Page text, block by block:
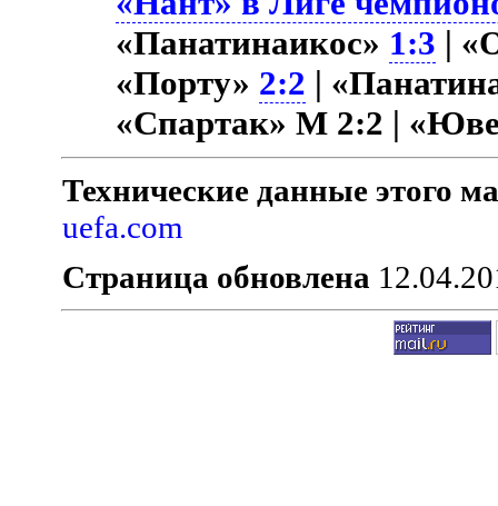
«Панатинаикос» 1:3 |
«Порту» 2:2 |
«Спартак» М 2:2 |
Технические данные этого
uefa.com
Страница обновлена